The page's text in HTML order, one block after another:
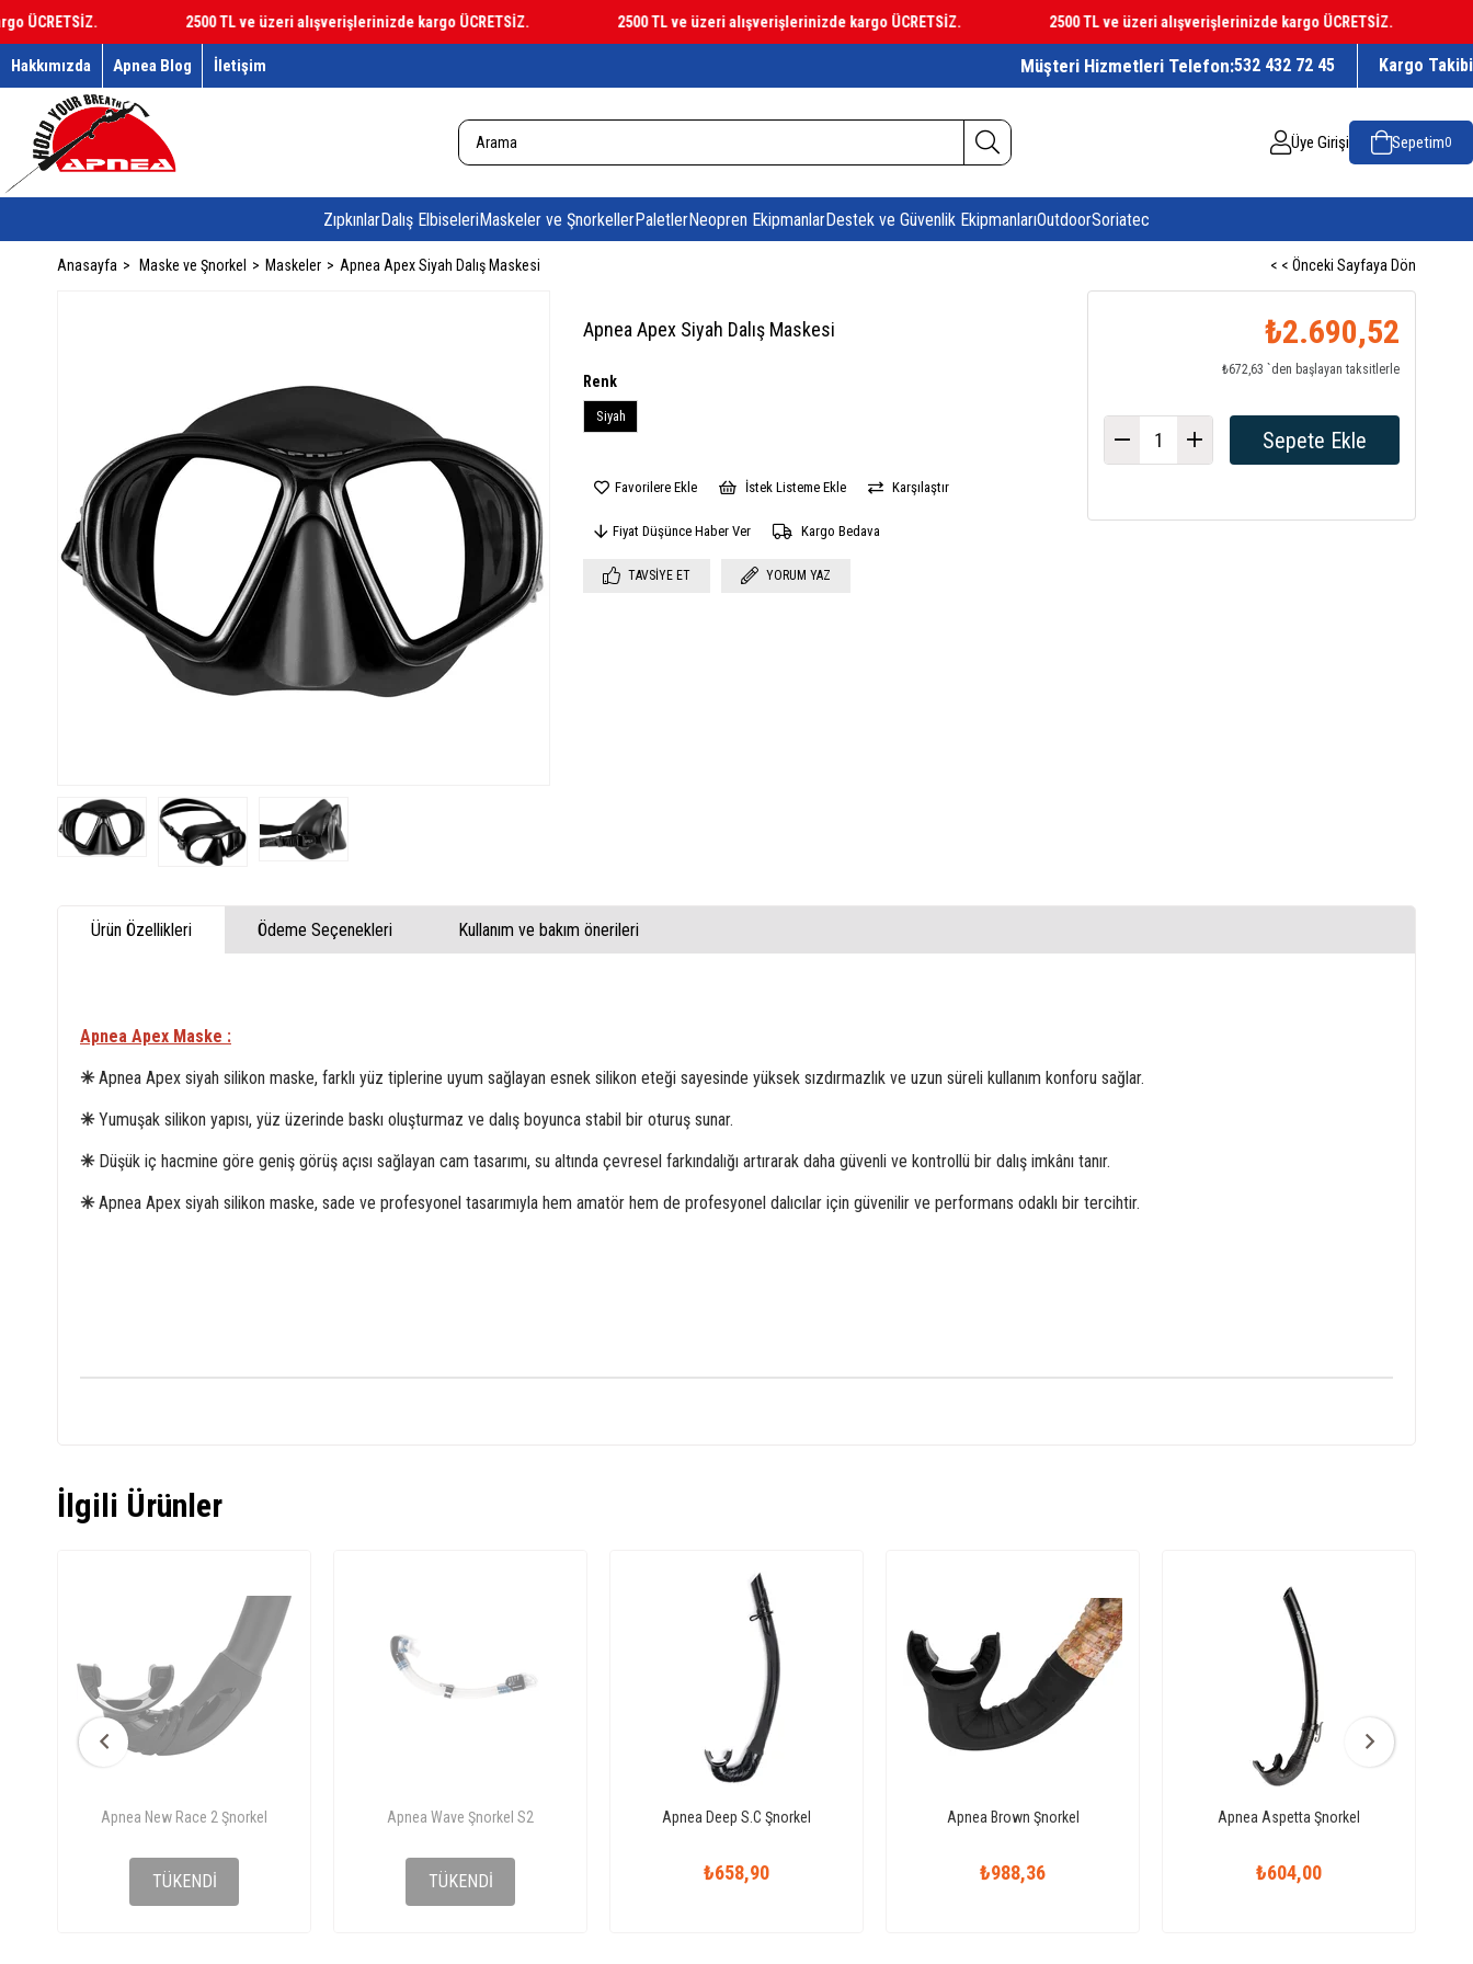
2500 TL ve üzeri alışverişlerinizde kargo ÜCRETSİZ. 2500 TL ve üzeri alışverişlerinizde kargo ÜCRETSİZ. 2500 TL ve üzeri alışverişlerinizde kargo ÜCRETSİZ.
Hakkımızda Apnea Blog İletişim Müşteri Hizmetleri Telefon:532 432 72 45 Kargo Takibi
Üye Girişi Sepetim0
ZıpkınlarDalış ElbiseleriMaskeler ve ŞnorkellerPaletlerNeopren EkipmanlarDestek ve Güvenlik EkipmanlarıOutdoorSoriatec
Anasayfa Maske ve Şnorkel Maskeler Apnea Apex Siyah Dalış Maskesi < < Önceki Sayfaya Dön
Apnea Apex Siyah Dalış Maskesi
Renk
Siyah
Favorilere Ekle İstek Listeme Ekle Karşılaştır
Fiyat Düşünce Haber Ver Kargo Bedava
TAVSIYE ET YORUM YAZ
₺2.690,52
₺672,63 `den başlayan taksitlerle
Ürün Özellikleri Ödeme Seçenekleri Kullanım ve bakım önerileri
Apnea Apex Maske :
✳Apnea Apex siyah silikon maske, farklı yüz tiplerine uyum sağlayan esnek silikon eteği sayesinde yüksek sızdırmazlık ve uzun süreli kullanım konforu sağlar.
✳Yumuşak silikon yapısı, yüz üzerinde baskı oluşturmaz ve dalış boyunca stabil bir oturuş sunar.
✳ Düşük iç hacmine göre geniş görüş açısı sağlayan cam tasarımı, su altında çevresel farkındalığı artırarak daha güvenli ve kontrollü bir dalış imkânı tanır.
✳Apnea Apex siyah silikon maske, sade ve profesyonel tasarımıyla hem amatör hem de profesyonel dalıcılar için güvenilir ve performans odaklı bir tercihtir.
İlgili Ürünler
TÜKENDI
Apnea New Race 2 Şnorkel
₺713,81 TÜKENDI
Apnea Wave Şnorkel S2
₺823,63
Apnea Deep S.C Şnorkel
₺658,90
Apnea Brown Şnorkel
₺988,36
Apnea Aspetta Şnorkel
₺604,00